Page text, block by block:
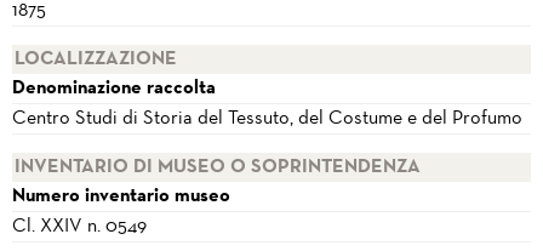
1875
LOCALIZZAZIONE
Denominazione raccolta
Centro Studi di Storia del Tessuto, del Costume e del Profumo
INVENTARIO DI MUSEO O SOPRINTENDENZA
Numero inventario museo
Cl. XXIV n. 0549